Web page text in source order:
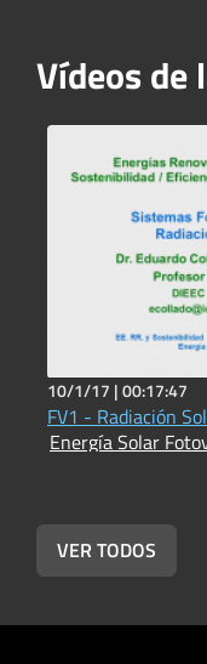
Vídeos de
10/1/17 |00:17:47
FV1 - Radiación
Energía Solar
VER TODOS